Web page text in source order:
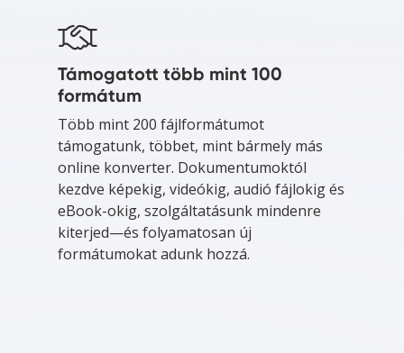
Támogatott több mint 100
formátum
Több mint 200 fájlformátumot
támogatunk, többet, mint bármely más
online konverter. Dokumentumoktól
kezdve képekig, videókig, audió fájlokig és
eBook-okig, szolgáltatásunk mindenre
kiterjed—és folyamatosan új
formátumokat adunk hozzá.